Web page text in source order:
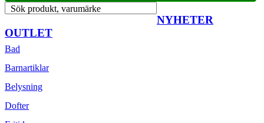
Sök produkt, varumärke
NYHETER
OUTLET
Bad
Barnartiklar
Belysning
Dofter